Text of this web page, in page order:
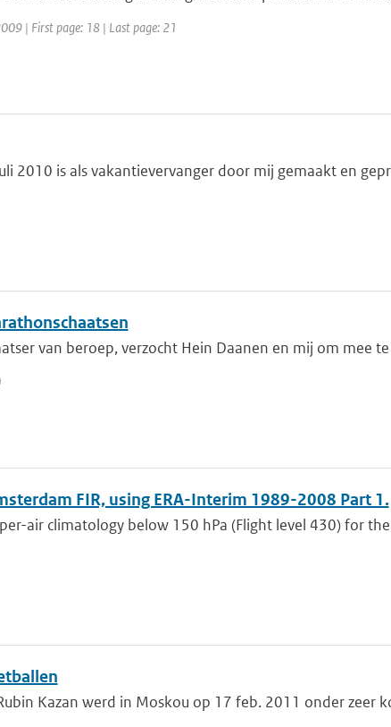
| First page: 18 | Last page: 21
2010 is als vakantievervanger door mij gemaakt en
van beroep, verzocht Hein Daanen en mij om mee
FIR, using ERA-Interim 1989-2008 Part 1.
air climatology below 150 hPa (Flight level 430) for the
Kazan werd in Moskou op 17 feb. 2011 onder zeer